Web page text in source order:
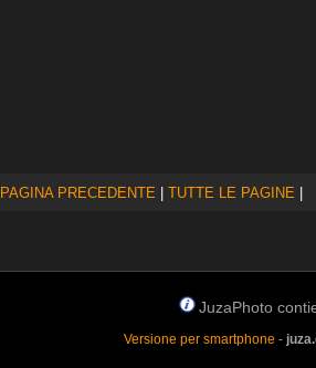
PAGINA PRECEDENTE | TUTTE LE PAGINE |
JuzaPhoto
Versione per smartphone -